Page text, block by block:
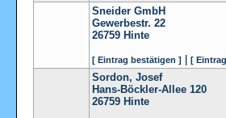
Sneider GmbH
Gewerbestr. 22
26759 Hinte
[ Eintrag bestätigen ] [
Sordon, Josef
Hans-Böckler-Allee 120
26759 Hinte